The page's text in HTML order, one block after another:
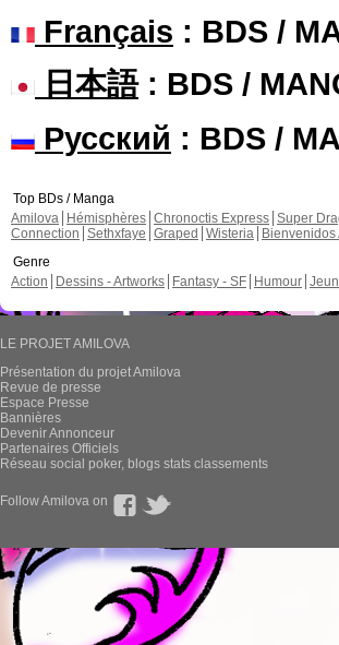
Français : BDS /
日本語: BDS /
Русский : BDS /
Top BDs / Manga
Amilova
Hémisphères Chronoctis Express Super
Connection Sethxfaye Graped Wisteria
Genre
Action
Dessins - Artworks Fantasy - SF Humour
LE PROJET AMILOVA
Présentation du projet Amilova
Revue de presse
Espace Presse
Bannières
Devenir Annonceur
Partenaires Officiels
Réseau social poker, blogs stats classements
Follow Amilova on